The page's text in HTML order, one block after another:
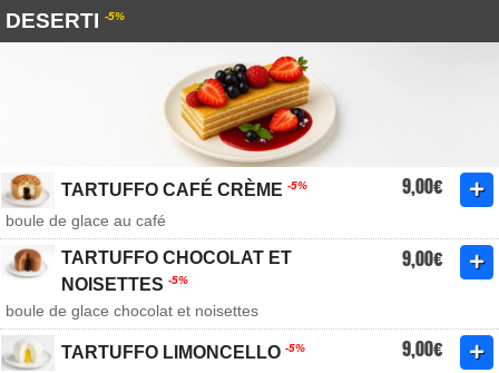
DESERTI -5%
TARTUFFO CAFÉ CRÈME -5% 9,00€
boule de glace au café
TARTUFFO CHOCOLAT ET
NOISETTES -5%
9,00€
boule de glace chocolat et noisettes
TARTUFFO LIMONCELLO -5% 9,00€